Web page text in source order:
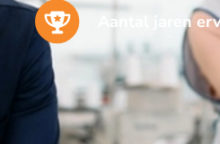
Aantal jaren